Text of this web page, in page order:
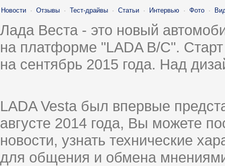
Новости · Отзывы · Тест-драйвы · Статьи · Интервью · Фото ·
Лада Веста - это новый
на платформе "LADA B/C".
на сентябрь 2015 года. Над
LADA Vesta был впервые
августе 2014 года, Вы можете
новости, узнать технические
для общения и обмена